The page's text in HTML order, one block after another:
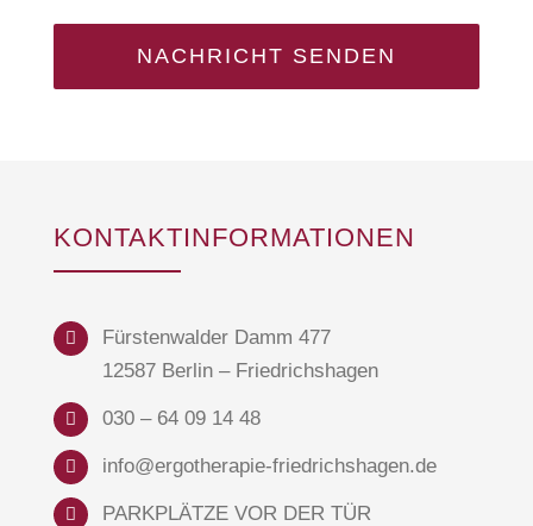
Please
this
KONTAKTINFORMATIONEN
Fürstenwalder Damm 477
12587 Berlin – Friedrichshagen
030 – 64 09 14 48
info@ergotherapie-friedrichshagen.de
PARKPLÄTZE VOR DER TÜR